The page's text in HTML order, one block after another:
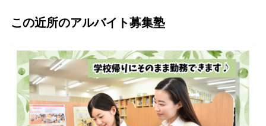
この近所のアルバイト募集塾